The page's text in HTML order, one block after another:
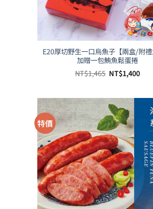
E20厚切野生一口烏魚子【兩盒/附
加贈一包鮪魚鬆蛋捲
NT$1,465 原
價
格：
NT$1,465。
NT$1,400目
價
格：
特價